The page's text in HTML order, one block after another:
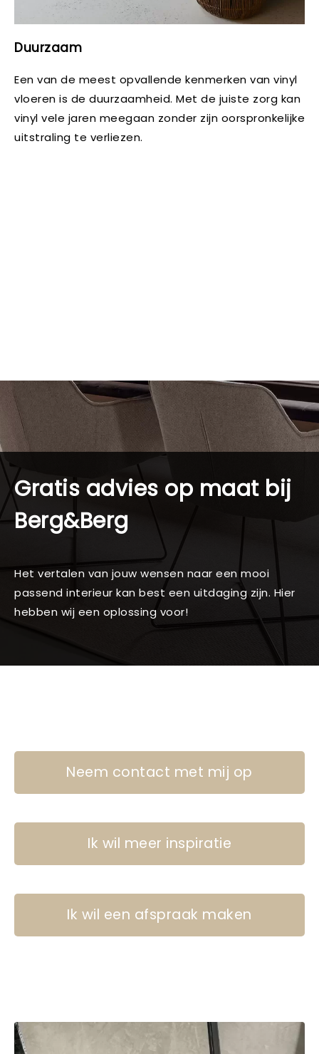
Duurzaam
Een van de meest opvallende kenmerken van vinyl
vloeren is de duurzaamheid. Met de juiste zorg kan
vinyl vele jaren meegaan zonder zijn oorspronkelijke
uitstraling te verliezen.
Gratis advies op maat bij
Berg&Berg
Het vertalen van jouw wensen naar een mooi
passend interieur kan best een uitdaging zijn. Hier
hebben wij een oplossing voor!
Neem contact met mij op
Ik wil meer inspiratie
Ik wil een afspraak maken